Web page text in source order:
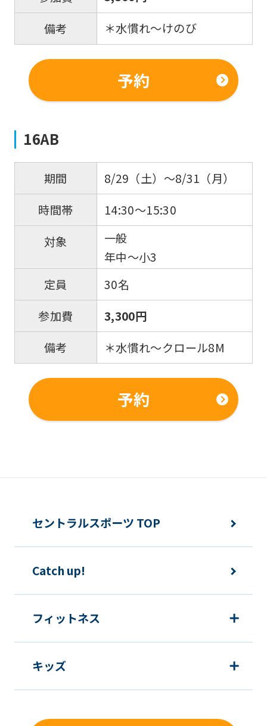
備考
＊水慣れ〜けのび
予約
16AB
期間
8/29（土）～8/31（月）
時間帯
14:30〜15:30
対象
一般
年中～小3
定員
30名
参加費
3,300円
備考
＊水慣れ〜クロール8M
予約
セントラルスポーツ TOP
Catch up!
フィットネス
キッズ